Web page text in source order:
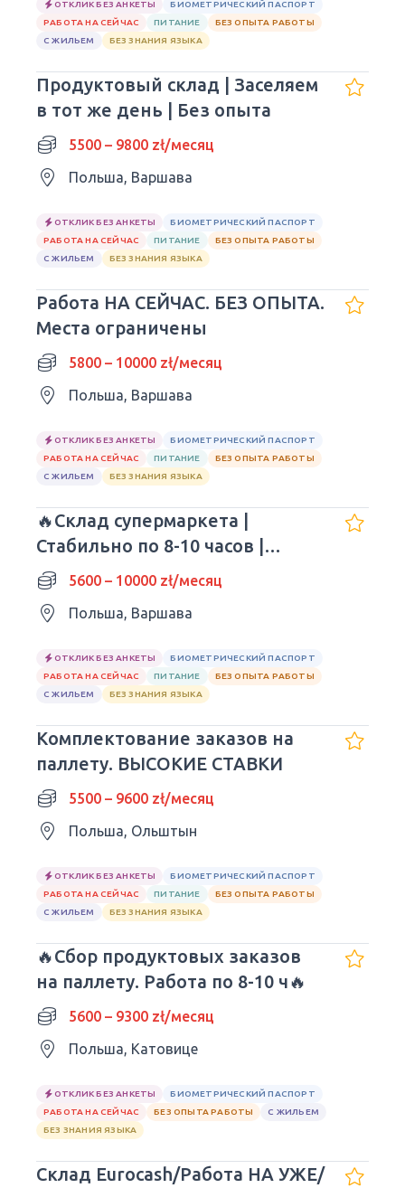
ОТКЛИК БЕЗ АНКЕТЫ
БИОМЕТРИЧЕСКИЙ ПАСПОРТ
РАБОТА НА СЕЙЧАС
ПИТАНИЕ
БЕЗ ОПЫТА РАБОТЫ
С ЖИЛЬЕМ
БЕЗ ЗНАНИЯ ЯЗЫКА
Продуктовый склад | Заселяем
в тот же день | Без опыта
5500 – 9800 zł/месяц
Польша, Варшава
ОТКЛИК БЕЗ АНКЕТЫ
БИОМЕТРИЧЕСКИЙ ПАСПОРТ
РАБОТА НА СЕЙЧАС
ПИТАНИЕ
БЕЗ ОПЫТА РАБОТЫ
С ЖИЛЬЕМ
БЕЗ ЗНАНИЯ ЯЗЫКА
Работа НА СЕЙЧАС. БЕЗ ОПЫТА.
Места ограничены
5800 – 10000 zł/месяц
Польша, Варшава
ОТКЛИК БЕЗ АНКЕТЫ
БИОМЕТРИЧЕСКИЙ ПАСПОРТ
РАБОТА НА СЕЙЧАС
ПИТАНИЕ
БЕЗ ОПЫТА РАБОТЫ
С ЖИЛЬЕМ
БЕЗ ЗНАНИЯ ЯЗЫКА
🔥Склад супермаркета |
Стабильно по 8-10 часов |
Обеды🔥
5600 – 10000 zł/месяц
Польша, Варшава
ОТКЛИК БЕЗ АНКЕТЫ
БИОМЕТРИЧЕСКИЙ ПАСПОРТ
РАБОТА НА СЕЙЧАС
ПИТАНИЕ
БЕЗ ОПЫТА РАБОТЫ
С ЖИЛЬЕМ
БЕЗ ЗНАНИЯ ЯЗЫКА
Комплектование заказов на
паллету. ВЫСОКИЕ СТАВКИ
5500 – 9600 zł/месяц
Польша, Ольштын
ОТКЛИК БЕЗ АНКЕТЫ
БИОМЕТРИЧЕСКИЙ ПАСПОРТ
РАБОТА НА СЕЙЧАС
ПИТАНИЕ
БЕЗ ОПЫТА РАБОТЫ
С ЖИЛЬЕМ
БЕЗ ЗНАНИЯ ЯЗЫКА
🔥Сбор продуктовых заказов
на паллету. Работа по 8-10 ч🔥
5600 – 9300 zł/месяц
Польша, Катовице
ОТКЛИК БЕЗ АНКЕТЫ
БИОМЕТРИЧЕСКИЙ ПАСПОРТ
РАБОТА НА СЕЙЧАС
БЕЗ ОПЫТА РАБОТЫ
С ЖИЛЬЕМ
БЕЗ ЗНАНИЯ ЯЗЫКА
Склад Eurocash/Работа НА УЖЕ/